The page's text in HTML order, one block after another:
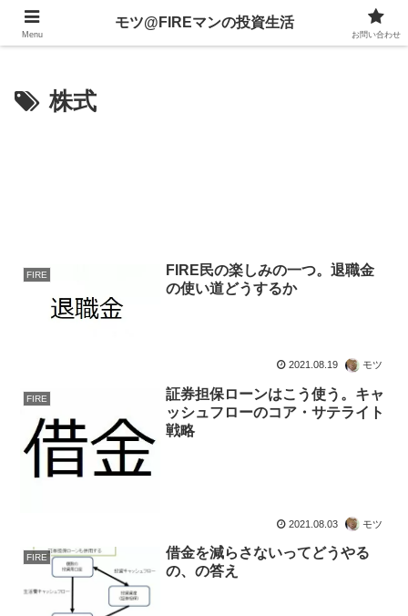
不動産、投資信託、暗号資産、株式、等々への投資について
株式
FIRE
FIRE民の楽しみの一つ。退職金
の使い道どうするか
2021.08.19 モツ
FIRE
証券担保ローンはこう使う。キャ
ッシュフローのコア・サテライト
戦略
2021.08.03 モツ
FIRE
借金を減らさないってどうやる
の、の答え
Menu
モツ@FIREマンの投資生活
お問い合わせ